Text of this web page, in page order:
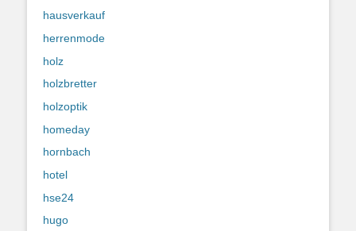
hausverkauf
herrenmode
holz
holzbretter
holzoptik
homeday
hornbach
hotel
hse24
hugo